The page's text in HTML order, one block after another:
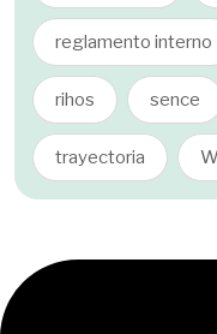
reglamento interno
rihos sence
trayectoria